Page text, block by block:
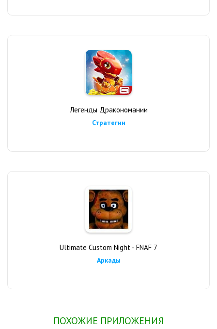
Легенды Дракономании
Стратегии
Ultimate Custom Night - FNAF 7
Аркады
ПОХОЖИЕ ПРИЛОЖЕНИЯ